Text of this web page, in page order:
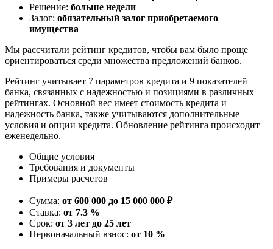
Решение: больше недели
Залог: обязательный залог приобретаемого
имущества
Мы рассчитали рейтинг кредитов, чтобы вам было проще
ориентироваться среди множества предложений банков.
Рейтинг учитывает 7 параметров кредита и 9 показателей
банка, связанных с надежностью и позициями в различных
рейтингах. Основной вес имеет стоимость кредита и
надежность банка, также учитываются дополнительные
условия и опции кредита. Обновление рейтинга происходит
еженедельно.
Общие условия
Требования и документы
Примеры расчетов
Сумма: от 600 000 до 15 000 000 ₽
Ставка: от 7.3 %
Срок: от 3 лет до 25 лет
Первоначальный взнос: от 10 %